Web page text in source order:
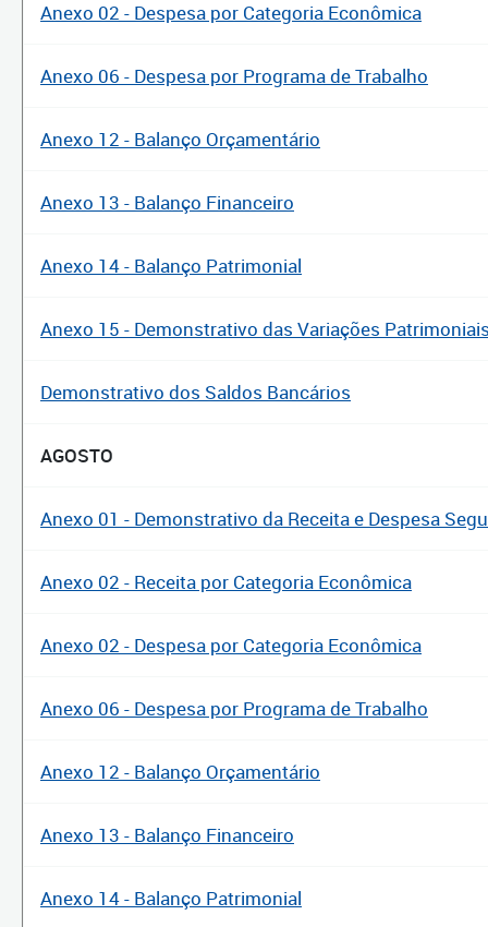
Anexo 02 - Despesa por Categoria Econômica
Anexo 06 - Despesa por Programa de Trabalho
Anexo 12 - Balanço Orçamentário
Anexo 13 - Balanço Financeiro
Anexo 14 - Balanço Patrimonial
Anexo 15 - Demonstrativo das Variações
Demonstrativo dos Saldos Bancários
AGOSTO
Anexo 01 - Demonstrativo da Receita e Despesa
Anexo 02 - Receita por Categoria Econômica
Anexo 02 - Despesa por Categoria Econômica
Anexo 06 - Despesa por Programa de Trabalho
Anexo 12 - Balanço Orçamentário
Anexo 13 - Balanço Financeiro
Anexo 14 - Balanço Patrimonial